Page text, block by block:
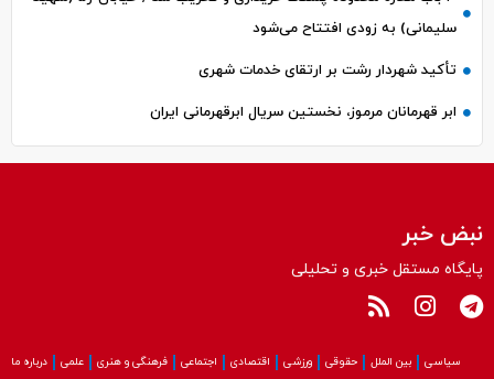
سلیمانی) به زودی افتتاح می‌شود
تأکید شهردار رشت بر ارتقای خدمات شهری
ابر قهرمانان مرموز، نخستین سریال ابرقهرمانی ایران
نبض خبر
پایگاه مستقل خبری و تحلیلی
سیاسی بین الملل حقوقی ورزشی اقتصادی اجتماعی فرهنگی و هنری علمی درباره ما